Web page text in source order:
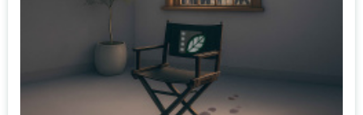
۱۴۰۱
بی بی جان - کارگردان